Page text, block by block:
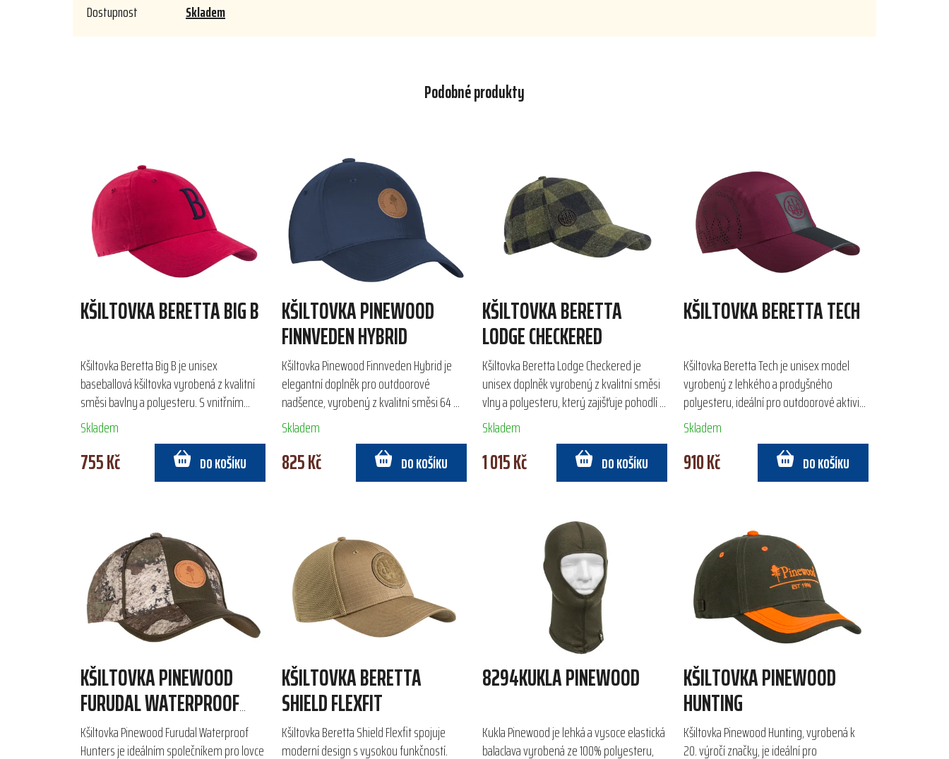
Dostupnost
Skladem
Podobné produkty
KŠILTOVKA BERETTA BIG B
Kšiltovka Beretta Big B je unisex
baseballová kšiltovka vyrobená z kvalitní
směsi bavlny a polyesteru. S vnitřním
páskem pro absorpci potu a
nastavitelným zadním popruhem...
Skladem
755 Kč DO KOŠÍKU
KŠILTOVKA PINEWOOD
FINNVEDEN HYBRID
Kšiltovka Pinewood Finnveden Hybrid je
elegantní doplněk pro outdoorové
nadšence, vyrobený z kvalitní směsi 64 %
polyesteru, 34 % bavlny a 2 % elastanu.
Díky logu ze syntetické...
Skladem
825 Kč DO KOŠÍKU
KŠILTOVKA BERETTA
LODGE CHECKERED
Kšiltovka Beretta Lodge Checkered je
unisex doplněk vyrobený z kvalitní směsi
vlny a polyesteru, který zajišťuje pohodlí a
odolnost. Díky nastavitelnému kovovému
zapínání se...
Skladem
1 015 Kč DO KOŠÍKU
KŠILTOVKA BERETTA TECH
Kšiltovka Beretta Tech je unisex model
vyrobený z lehkého a prodyšného
polyesteru, ideální pro outdoorové aktivity
a sportovní střelbu v jarních a letních
měsících. Díky laserem...
Skladem
910 Kč DO KOŠÍKU
KŠILTOVKA PINEWOOD
FURUDAL WATERPROOF
HUNTERS
Kšiltovka Pinewood Furudal Waterproof
Hunters je ideálním společníkem pro lovce
KŠILTOVKA BERETTA
SHIELD FLEXFIT
Kšiltovka Beretta Shield Flexfit spojuje
moderní design s vysokou funkčností.
8294KUKLA PINEWOOD
Kukla Pinewood je lehká a vysoce elastická
balaclava vyrobená ze 100% polyesteru,
KŠILTOVKA PINEWOOD
HUNTING
Kšiltovka Pinewood Hunting, vyrobená k
20. výročí značky, je ideální pro